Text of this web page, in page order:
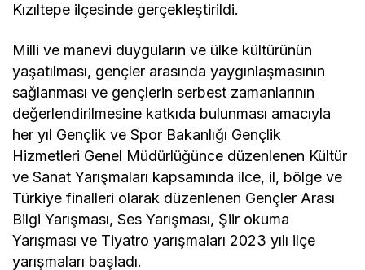
Kızıltepe ilçesinde gerçekleştirildi.
Milli ve manevi duyguların ve ülke kültürünün
yaşatılması, gençler arasında yaygınlaşmasının
sağlanması ve gençlerin serbest zamanlarının
değerlendirilmesine katkıda bulunması amacıyla
her yıl Gençlik ve Spor Bakanlığı Gençlik
Hizmetleri Genel Müdürlüğünce düzenlenen Kültür
ve Sanat Yarışmaları kapsamında ilce, il, bölge ve
Türkiye finalleri olarak düzenlenen Gençler Arası
Bilgi Yarışması, Ses Yarışması, Şiir okuma
Yarışması ve Tiyatro yarışmaları 2023 yılı ilçe
yarışmaları başladı.